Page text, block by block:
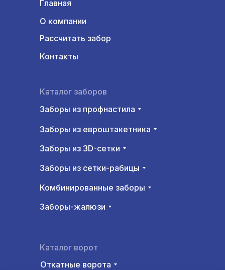
Контакты
Рассчитать забор
О компании
Каталог заборов
Каталог ворот
Заборы из профнастила
Заборы из евроштакетника
Заборы из 3D-сетки
Заборы из сетки-рабицы
Комбинированные заборы
Заборы-жалюзи
Откатные ворота
Главная